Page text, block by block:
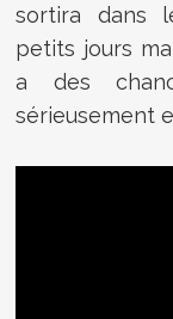
sortira dans
petits jours
a des
sérieusement